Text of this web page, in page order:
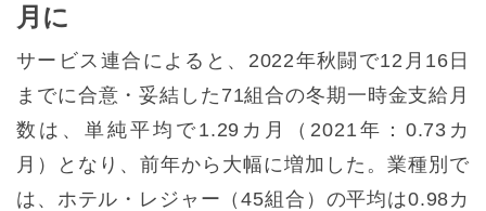
月に
サービス連合によると、2022年秋闘で12月16日
までに合意・妥結した71組合の冬期一時金支給月
数は、単純平均で1.29カ月（2021年：0.73カ
月）となり、前年から大幅に増加した。業種別で
は、ホテル・レジャー（45組合）の平均は0.98カ